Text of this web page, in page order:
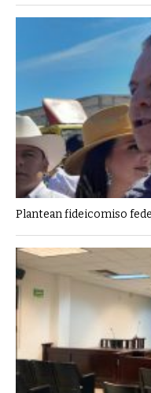
Plantean fideicomiso